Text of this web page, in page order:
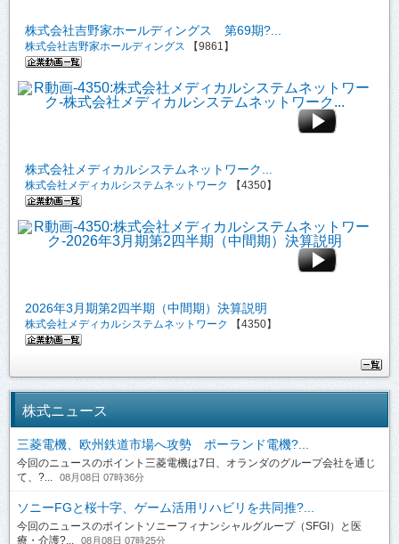
株式会社吉野家ホールディングス 第69期?...
株式会社吉野家ホールディングス 【9861】
株式会社メディカルシステムネットワーク...
株式会社メディカルシステムネットワーク 【4350】
2026年3月期第2四半期（中間期）決算説明
株式会社メディカルシステムネットワーク 【4350】
株式ニュース
三菱電機、欧州鉄道市場へ攻勢 ポーランド電機?...
今回のニュースのポイント三菱電機は7日、オランダのグループ会社を通じ
て、?...
08月08日 07時36分
ソニーFGと桜十字、ゲーム活用リハビリを共同推?...
今回のニュースのポイントソニーフィナンシャルグループ（SFGI）と医
療・介護?...
08月08日 07時25分